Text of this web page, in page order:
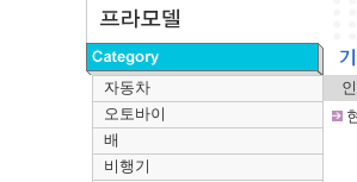
자동차
오토바이
배
비행기